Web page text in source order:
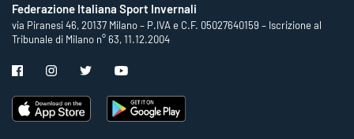
Federazione Italiana Sport Invernali
via Piranesi 46, 20137 Milano – P.IVA e C.F. 05027640159 – Iscrizione al
Tribunale di Milano n° 63, 11.12.2004